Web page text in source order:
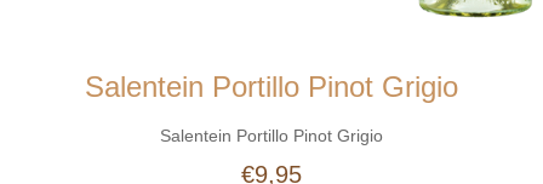
Salentein Portillo Pinot Grigio
Salentein Portillo Pinot Grigio
€9,95